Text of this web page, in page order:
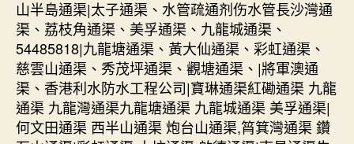
山半島通渠|太子通渠、水管疏通剂伤水管長沙灣通
渠、荔枝角通渠、美孚通渠、九龍城通渠、
54485818|九龍塘通渠、黃大仙通渠、彩虹通渠、
慈雲山通渠、秀茂坪通渠、觀塘通渠、|將軍澳通
渠、香港利水防水工程公司|寶琳通渠紅磡通渠 九龍
通渠 九龍灣通渠九龍塘通渠 九龍城通渠 美孚通渠|
何文田通渠 西半山通渠 炮台山通渠,筲箕灣通渠 鑽